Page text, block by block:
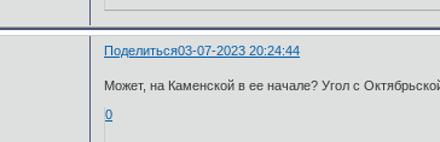
Поделиться03-07-2023 20:24:44
Может, на Каменской в ее начале? Угол с
0